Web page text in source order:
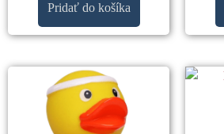
Pridať do košíka